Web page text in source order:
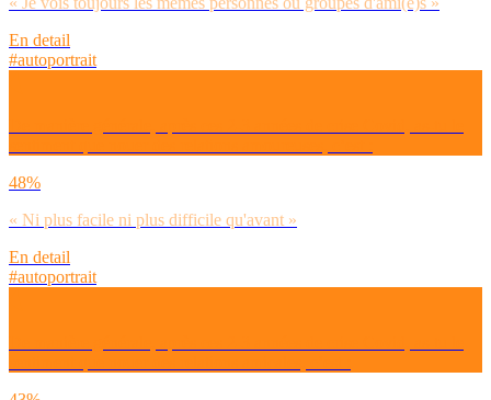
En detail
#autoportrait
48%
« Ni plus facile ni plus difficile qu'avant »
En detail
#autoportrait